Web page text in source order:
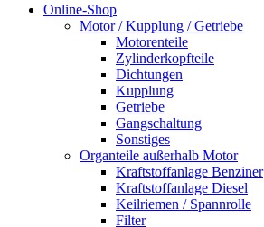
Online-Shop
Motor / Kupplung / Getriebe
Motorenteile
Zylinderkopfteile
Dichtungen
Kupplung
Getriebe
Gangschaltung
Sonstiges
Organteile außerhalb Motor
Kraftstoffanlage Benziner
Kraftstoffanlage Diesel
Keilriemen / Spannrolle
Filter